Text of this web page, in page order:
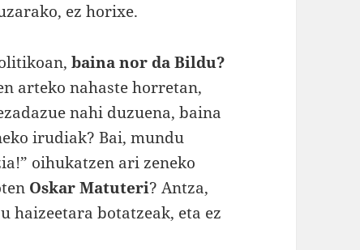
ez horixe.
baina nor da Bildu?
arteko nahaste horretan,
nahi duzuena, baina
irudiak? Bai, mundu
oihukatzen ari zeneko
Oskar Matuteri? Antza,
haizeetara botatzeak, eta ez